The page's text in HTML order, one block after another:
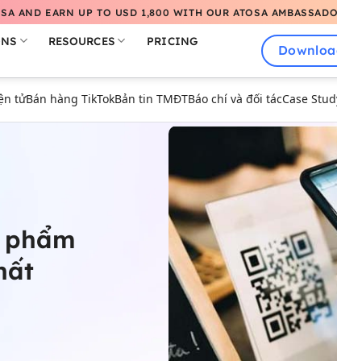
AND EARN UP TO USD 1,800 WITH OUR ATOSA
RESOURCES
PRICING
tửBán hàng TikTokBản tin TMĐTBáo chí và đối tácCase